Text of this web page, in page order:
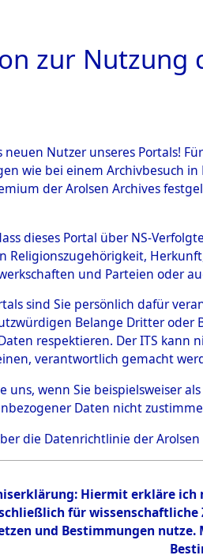
zur Nutzung
Nutzer unseres Portals!
wie bei einem Archivbesuch
der Arolsen Archives
dieses Portal über NS-
Religionszugehörigkeit,
und Parteien oder
sind Sie persönlich dafür
Belange Dritter
respektieren. Der ITS
verantwortlich gemacht
uns, wenn Sie beispielsweiser
Daten nicht
die Datenrichtlinie der Arolsen
Hiermit erkläre ich
für
und Bestimmungen